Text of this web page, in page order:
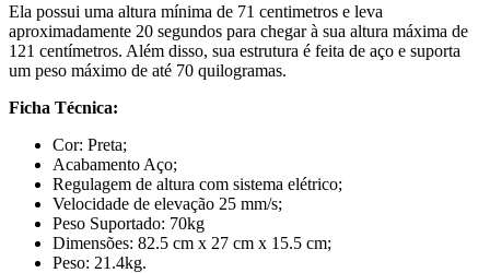
Ela possui uma altura mínima de 71 centimetros e leva
aproximadamente 20 segundos para chegar à sua altura máxima de
121 centímetros. Além disso, sua estrutura é feita de aço e suporta
um peso máximo de até 70 quilogramas.
Ficha Técnica:
Cor: Preta;
Acabamento Aço;
Regulagem de altura com sistema elétrico;
Velocidade de elevação 25 mm/s;
Peso Suportado: 70kg
Dimensões: 82.5 cm x 27 cm x 15.5 cm;
Peso: 21.4kg.